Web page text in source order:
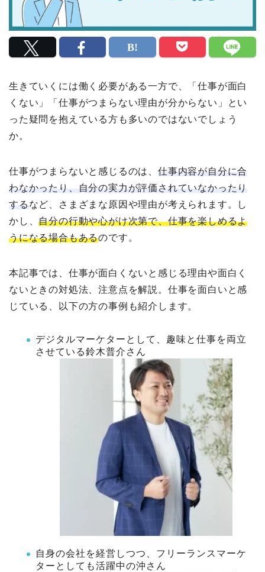
生きていくには働く必要がある一方で、「仕事が面白
くない」「仕事がつまらない理由が分からない」とい
った疑問を抱えている方も多いのではないでしょう
か。
仕事がつまらないと感じるのは、仕事内容が自分に合
わなかったり、自分の実力が評価されていなかったり
する など、さまざまな原因や理由が考えられます。し
かし、自分の行動や心がけ次第で、仕事を楽しめるよ
うになる場合もあるのです。
本記事では、仕事が面白くないと感じる理由や面白く
ないときの対処法、注意点を解説。仕事を面白いと感
じている、以下の方の事例も紹介します。
デジタルマーケターとして、趣味と仕事を両立
させている鈴木普介さん
自身の会社を経営しつつ、フリーランスマーケ
ターとしても活躍中の沖さん